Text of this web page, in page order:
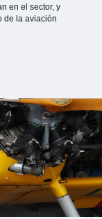
en el sector, y
de la aviación